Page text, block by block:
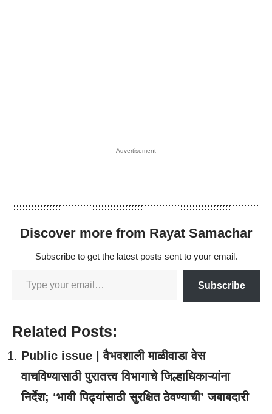
- Advertisement -
Discover more from Rayat Samachar
Subscribe to get the latest posts sent to your email.
Subscribe
Related Posts:
Public issue | वैभवशाली माळीवाडा वेस
वाचविण्यासाठी पुरातत्त्व विभागाचे जिल्हाधिकाऱ्यांना
निर्देश; ‘भावी पिढ्यांसाठी सुरक्षित ठेवण्याची’ जबाबदारी